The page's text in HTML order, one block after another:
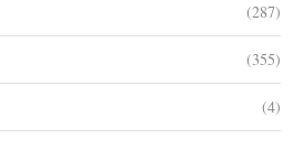
(287)
(355)
(4)